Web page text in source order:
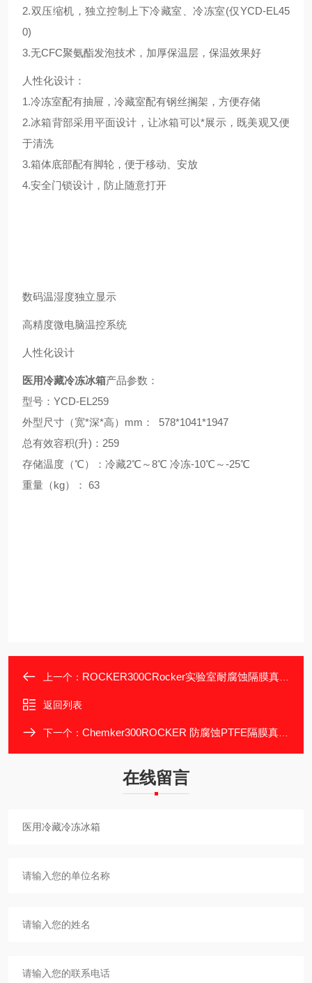
2.双压缩机，独立控制上下冷藏室、冷冻室(仅YCD-EL45
0)
3.无CFC聚氨酯发泡技术，加厚保温层，保温效果好
人性化设计：
1.冷冻室配有抽屉，冷藏室配有钢丝搁架，方便存储
2.冰箱背部采用平面设计，让冰箱可以*展示，既美观又便
于清洗
3.箱体底部配有脚轮，便于移动、安放
4.安全门锁设计，防止随意打开
数码温湿度独立显示
高精度微电脑温控系统
人性化设计
医用冷藏冷冻冰箱产品参数：
型号：YCD-EL259
外型尺寸（宽*深*高）mm： 578*1041*1947
总有效容积(升)：259
存储温度（℃）：冷藏2℃～8℃ 冷冻-10℃～-25℃
重量（kg）： 63
上一个： ROCKER300CRocker实验室耐腐蚀隔膜真空泵
返回列表
下一个： Chemker300ROCKER 防腐蚀PTFE隔膜真空泵
在线留言